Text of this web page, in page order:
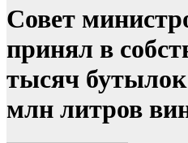
Совет
принял в
тысяч
млн литров